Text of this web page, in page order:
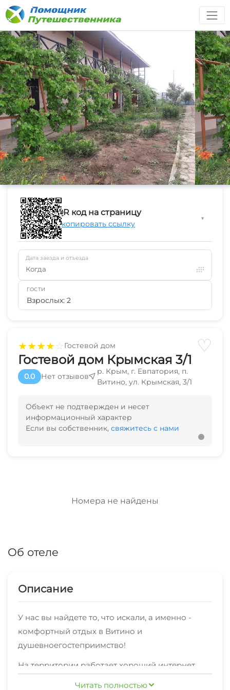
★★★★☆Гостевой дом ♡
Гостевой дом Крымская 3/1
0.0 Нет отзывов
р. Крым, г. Евпатория, п.
Витино, ул. Крымская, 3/1
Объект не подтвержден и несет
информационный характер
Если вы собственник, свяжитесь с нами
Номера не найдены
Об отеле
Описание
У нас вы найдете то, что искали, а именно -
комфортный отдых в Витино и
душевноегостеприимство!
На территории работает хороший интернет.
Уборка номеров регулярная.
Читать полностью
QR код на страницу
Скопировать ссылку
▼
Дата заезда и отъезда
Когда
ГОСТИ
Взрослых: 2